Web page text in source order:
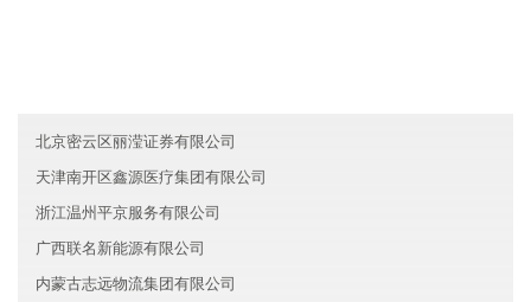
北京密云区丽滢证券有限公司
天津南开区鑫源医疗集团有限公司
浙江温州平京服务有限公司
广西联名新能源有限公司
内蒙古志远物流集团有限公司